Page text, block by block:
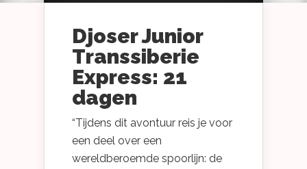
Djoser Junior
Transsiberie
Express: 21
dagen
“Tijdens dit avontuur reis je voor
een deel over een
wereldberoemde spoorlijn: de